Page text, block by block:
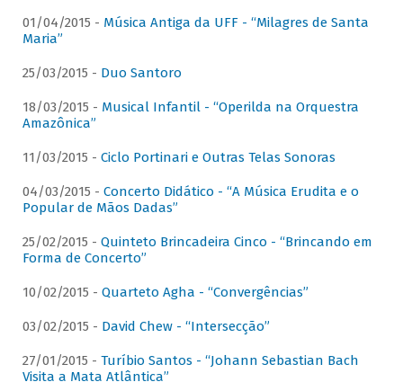
01/04/2015 - Música Antiga da UFF - “Milagres de Santa
Maria”
25/03/2015 - Duo Santoro
18/03/2015 - Musical Infantil - “Operilda na Orquestra
Amazônica”
11/03/2015 - Ciclo Portinari e Outras Telas Sonoras
04/03/2015 - Concerto Didático - “A Música Erudita e o
Popular de Mãos Dadas”
25/02/2015 - Quinteto Brincadeira Cinco - “Brincando em
Forma de Concerto”
10/02/2015 - Quarteto Agha - “Convergências”
03/02/2015 - David Chew - “Intersecção”
27/01/2015 - Turíbio Santos - “Johann Sebastian Bach
Visita a Mata Atlântica”